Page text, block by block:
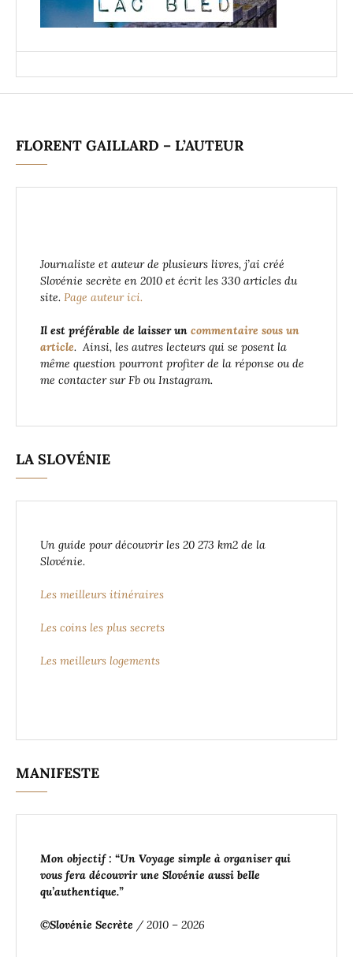
FLORENT GAILLARD – L’AUTEUR
Journaliste et auteur de plusieurs livres, j’ai créé
Slovénie secrète en 2010 et écrit les 330 articles du
site. Page auteur ici.
Il est préférable de laisser un commentaire sous un
article. Ainsi, les autres lecteurs qui se posent la
même question pourront profiter de la réponse ou de
me contacter sur Fb ou Instagram.
LA SLOVÉNIE
Un guide pour découvrir les 20 273 km2 de la
Slovénie.
Les meilleurs itinéraires
Les coins les plus secrets
Les meilleurs logements
MANIFESTE
Mon objectif : “Un Voyage simple à organiserqui
vous fera découvrir une Slovénie aussi belle
qu’authentique.”
©Slovénie Secrète / 2010 – 2026